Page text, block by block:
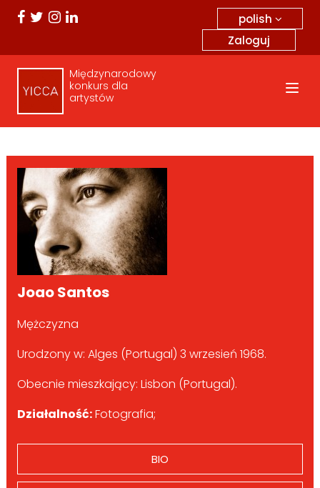
polish
Zaloguj
Międzynarodowy
konkurs dla
artystów
Joao Santos
Mężczyzna
Urodzony w: Alges (Portugal) 3 wrzesień 1968.
Obecnie mieszkający: Lisbon (Portugal).
Działalność:Fotografia;
BIO